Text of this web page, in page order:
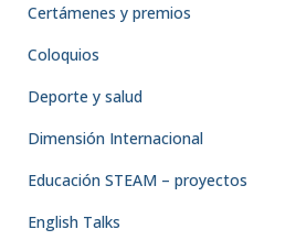
Certámenes y premios
Coloquios
Deporte y salud
Dimensión Internacional
Educación STEAM – proyectos
English Talks